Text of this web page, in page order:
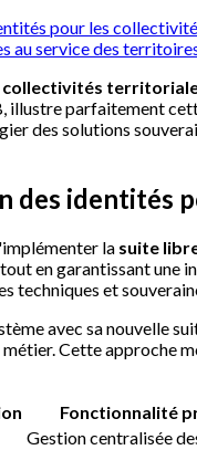
pour les
au service des
illustre parfaitement
des solutions
des identités
la suite
en garantissant une
techniques et
avec sa nouvelle
Cette approche
Fonctionnalité
Gestion centralisée